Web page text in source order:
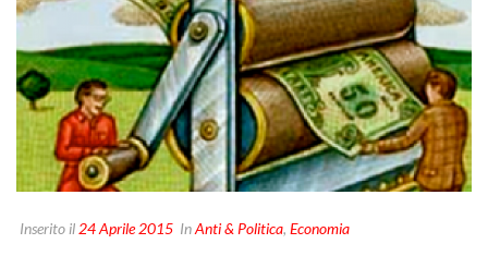
Inserito il 24 Aprile 2015 InAnti & Politica, Economia